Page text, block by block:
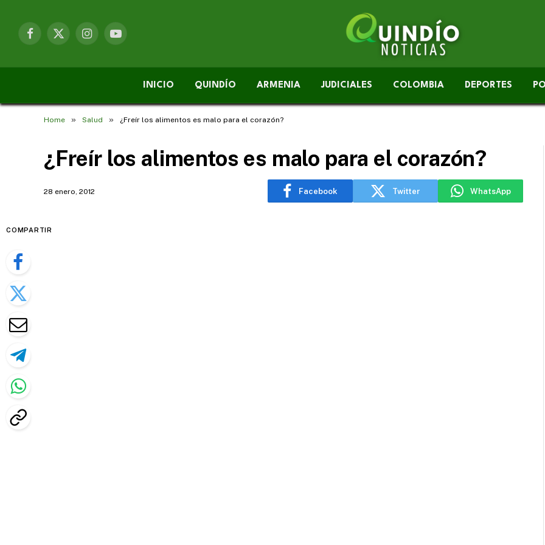
Facebook
X
InstagramYouTube
INICIO QUINDÍO ARMENIA JUDICIALES COLOMBIA DEPORTES
Home » Salud » ¿Freír los alimentos es malo para el corazón?
¿Freír los alimentos es malo para el corazón?
28 enero, 2012 Facebook Twitter WhatsApp
COMPARTIR